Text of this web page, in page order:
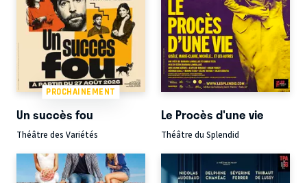
PROCHAINEMENT
Un succès fou
Théâtre des Variétés
Le Procès d'une vie
Théâtre du Splendid